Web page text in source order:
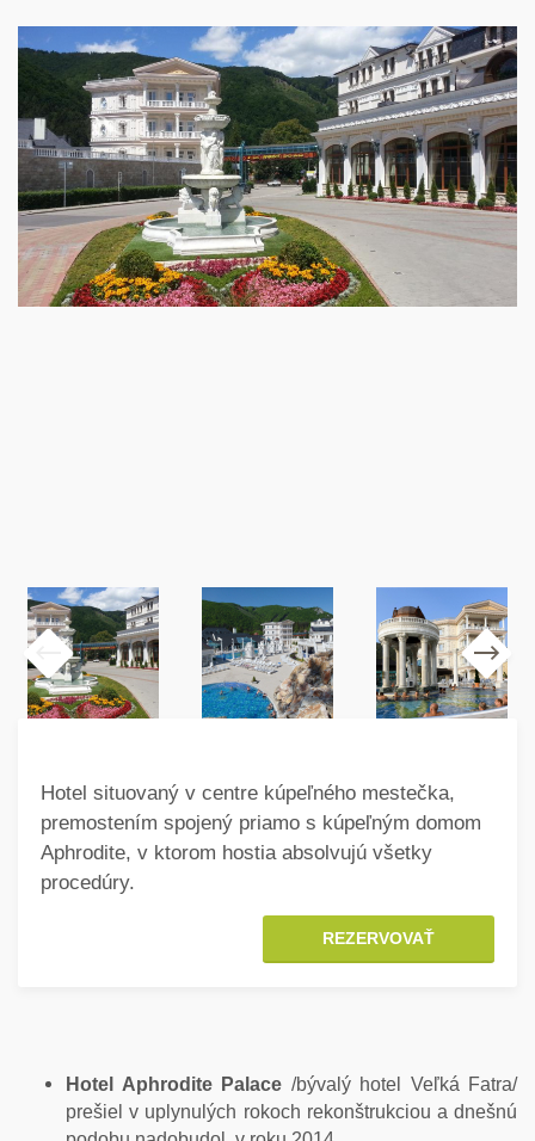
Hotel situovaný v centre kúpeľného mestečka,
premostením spojený priamo s kúpeľným domom
Aphrodite, v ktorom hostia absolvujú všetky
procedúry.
REZERVOVAŤ
Hotel Aphrodite Palace /bývalý hotel Veľká Fatra/
prešiel v uplynulých rokoch rekonštrukciou a dnešnú